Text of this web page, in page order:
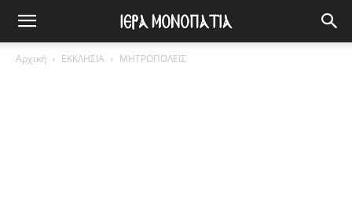
Αρχική ΕΚΚΛΗΣΙΑ ΜΗΤΡΟΠΟΛΕΙΣ